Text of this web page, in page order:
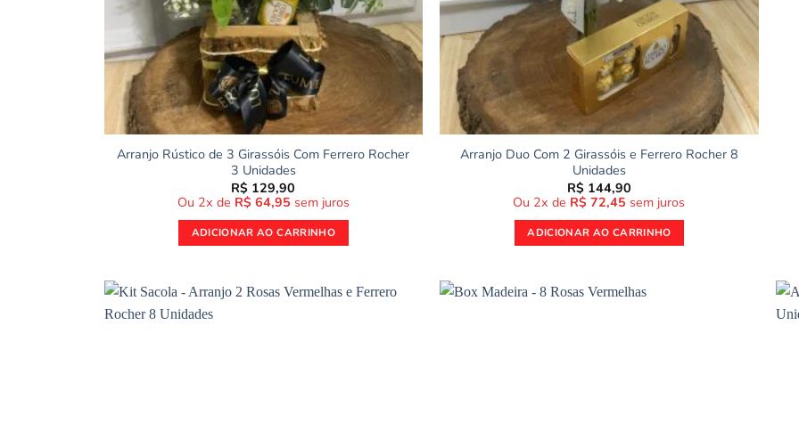
Arranjo Rústico de 3 Girassóis Com Ferrero Rocher
3 Unidades
R$ 129,90
Ou 2x de R$ 64,95 sem juros
ADICIONAR AO CARRINHO
Arranjo Duo Com 2 Girassóis e Ferrero Rocher 8
Unidades
R$ 144,90
Ou 2x de R$ 72,45 sem juros
ADICIONAR AO CARRINHO